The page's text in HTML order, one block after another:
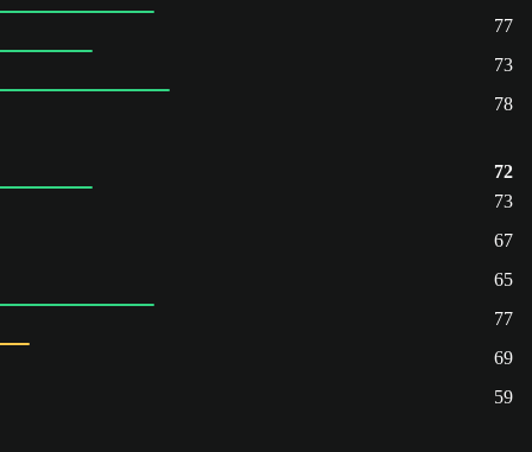
77
73
78
72
73
67
65
77
69
59